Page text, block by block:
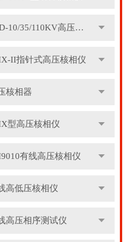
FRD-10/35/110KV高压语音核相器
II指针式高压核相仪
核相器
型高压核相仪
有线高压核相仪
高低压核相仪
高压相序测试仪